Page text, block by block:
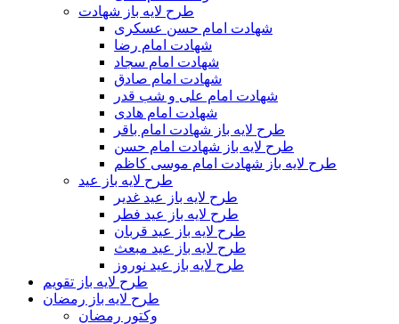
طرح لایه باز شهادت
شهادت امام حسن عسکری
شهادت امام رضا
شهادت امام سجاد
شهادت امام صادق
شهادت امام علی و شب قدر
شهادت امام هادی
طرح لایه باز شهادت امام باقر
طرح لایه باز شهادت امام حسن
طرح لایه باز شهادت امام موسی کاظم
طرح لایه باز عید
طرح لایه باز عید غدیر
طرح لایه باز عید فطر
طرح لایه باز عید قربان
طرح لایه باز عید مبعث
طرح لایه باز عید نوروز
طرح لایه باز تقویم
طرح لایه باز رمضان
وکتور رمضان